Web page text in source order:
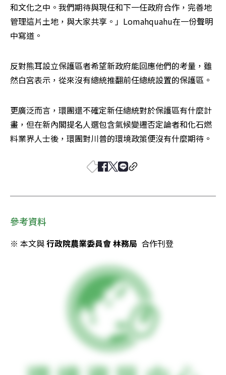
和文化之中。我們期待與現任和下一任政府合作，完善地
管理這片土地，與大家共享。」Lomahquahu在一份聲明
中寫道。
反對熊耳設立保護區者希望新政府能回應他們的考量，雖
然白宮表示，從來沒有總統推翻前任總統設置的保護區。
更廣泛而言，環團還不確定新任總統對於保護區有什麼計
畫，但在新內閣提名人選包含氣候變遷否定論者和化石燃
料業界人士後，環團對川普的環境政策便沒有什麼期待。
參考資料
※ 本文與 行政院農業委員會 林務局 合作刊登